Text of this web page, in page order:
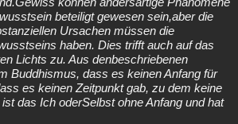
beteiligt gewesen sein,aber die
Ursachen müssen die
haben. Dies trifft auch auf das
Lichts zu. Aus denbeschriebenen
Buddhismus, dass es keinen Anfang für
es keinen Zeitpunkt gab, zu dem keine
das Ich oderSelbst ohne Anfang und hat